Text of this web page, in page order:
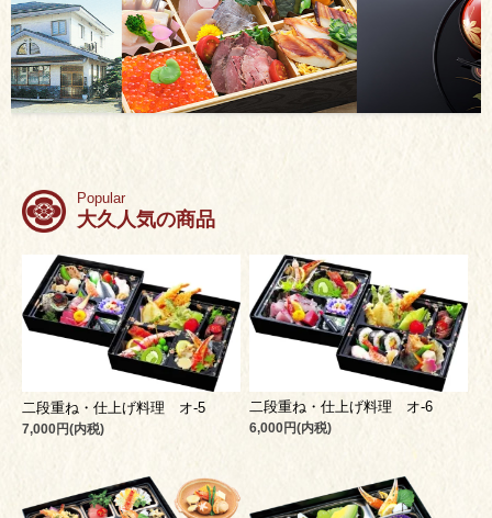
Popular
大久人気の商品
二段重ね・仕上げ料理 オ-5
7,000円(内税)
二段重ね・仕上げ料理 オ-6
6,000円(内税)